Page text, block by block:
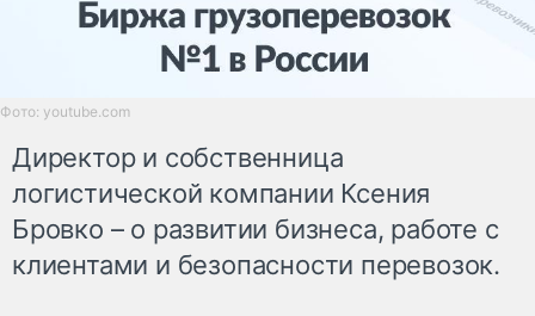
Фото: youtube.com
Директор и собственница
логистической компании Ксения
Бровко – о развитии бизнеса, работе с
клиентами и безопасности перевозок.